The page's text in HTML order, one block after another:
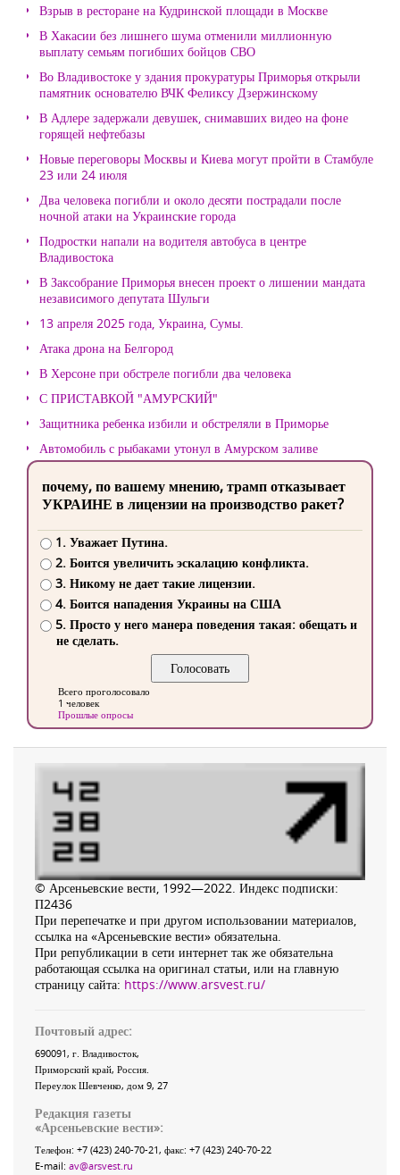
Взрыв в ресторане на Кудринской площади в Москве
В Хакасии без лишнего шума отменили миллионную
выплату семьям погибших бойцов СВО
Во Владивостоке у здания прокуратуры Приморья открыли
памятник основателю ВЧК Феликсу Дзержинскому
В Адлере задержали девушек, снимавших видео на фоне
горящей нефтебазы
Новые переговоры Москвы и Киева могут пройти в Стамбуле
23 или 24 июля
Два человека погибли и около десяти пострадали после
ночной атаки на Украинские города
Подростки напали на водителя автобуса в центре
Владивостока
В Заксобрание Приморья внесен проект о лишении мандата
независимого депутата Шульги
13 апреля 2025 года, Украина, Сумы.
Атака дрона на Белгород
В Херсоне при обстреле погибли два человека
С ПРИСТАВКОЙ "АМУРСКИЙ"
Защитника ребенка избили и обстреляли в Приморье
Автомобиль с рыбаками утонул в Амурском заливе
почему, по вашему мнению, трамп отказывает
УКРАИНЕ в лицензии на производство ракет?
1. Уважает Путина.
2. Боится увеличить эскалацию конфликта.
3. Никому не дает такие лицензии.
4. Боится нападения Украины на США
5. Просто у него манера поведения такая: обещать и
не сделать.
Всего проголосовало
1 человек
Прошлые опросы
© Арсеньевские вести, 1992—2022. Индекс подписки:
П2436
При перепечатке и при другом использовании материалов,
ссылка на «Арсеньевские вести» обязательна.
При републикации в сети интернет так же обязательна
работающая ссылка на оригинал статьи, или на главную
страницу сайта: https://www.arsvest.ru/
Почтовый адрес:
690091, г. Владивосток,
Приморский край, Россия
Переулок Шевченко, дом 9, 27
Редакция газеты
«Арсеньевские вести»:
Телефон: +7 (423) 240-70-21, факс: +7 (423) 240-70-22
E-mail: av@arsvest.ru